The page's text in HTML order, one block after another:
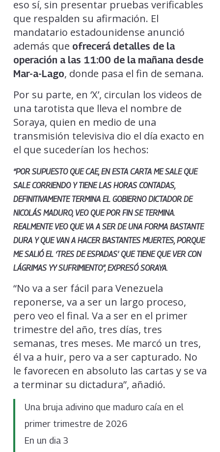
eso sí, sin presentar pruebas verificables
que respalden su afirmación. El
mandatario estadounidense anunció
además que ofrecerá detalles de la
operación a las 11:00 de la mañana desde
Mar-a-Lago, donde pasa el fin de semana.
Por su parte, en ‘X’, circulan los videos de
una tarotista que lleva el nombre de
Soraya, quien en medio de una
transmisión televisiva dio el día exacto en
el que sucederían los hechos:
“POR SUPUESTO QUE CAE, EN ESTA CARTA ME SALE QUE
SALE CORRIENDO Y TIENE LAS HORAS CONTADAS,
DEFINITIVAMENTE TERMINA EL GOBIERNO DICTADOR DE
NICOLÁS MADURO, VEO QUE POR FIN SE TERMINA.
REALMENTE VEO QUE VA A SER DE UNA FORMA BASTANTE
DURA Y QUE VAN A HACER BASTANTES MUERTES, PORQUE
ME SALIÓ EL ‘TRES DE ESPADAS’ QUE TIENE QUE VER CON
LÁGRIMAS YY SUFRIMIENTO”, EXPRESÓ SORAYA.
“No va a ser fácil para Venezuela
reponerse, va a ser un largo proceso,
pero veo el final. Va a ser en el primer
trimestre del año, tres días, tres
semanas, tres meses. Me marcó un tres,
él va a huir, pero va a ser capturado. No
le favorecen en absoluto las cartas y se va
a terminar su dictadura”, añadió.
Una bruja adivino que maduro caía en el
primer trimestre de 2026
En un dia 3